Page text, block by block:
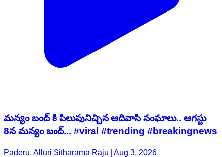
మన్యం బంద్ కి పిలుపునిచ్చిన ఆదివాసి సంఘాలు.. ఆగస్టు
8న మన్యం బంద్... #viral #trending #breakingnews
Paderu, Alluri Sitharama Raju | Aug 3, 2026